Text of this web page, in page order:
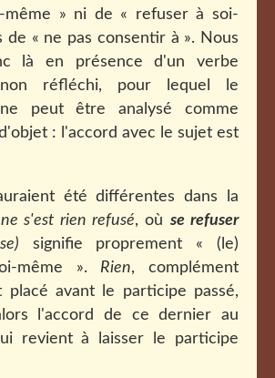
même » ni de « refuser à soi-
de « ne pas consentir à ». Nous
là en présence d'un verbe
non réfléchi, pour lequel le
peut être analysé comme
: l'accord avec le sujet est
été différentes dans la
s'est rien refusé, où se refuser
signifie proprement « (le)
même ». Rien, complément
placé avant le participe passé,
l'accord de ce dernier au
revient à laisser le participe